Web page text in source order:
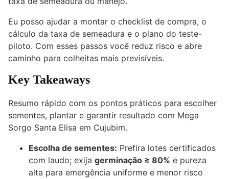
Eu posso ajudar a montar o checklist de compra, o
cálculo da taxa de semeadura e o plano do teste-
piloto. Com esses passos você reduz risco e abre
caminho para colheitas mais previsíveis.
Key Takeaways
Resumo rápido com os pontos práticos para escolher
sementes, plantar e garantir resultado com Mega
Sorgo Santa Elisa em Cujubim.
Escolha de sementes: Prefira lotes certificados
com laudo; exija germinação ≥ 80% e pureza
alta para emergência uniforme e menor risco